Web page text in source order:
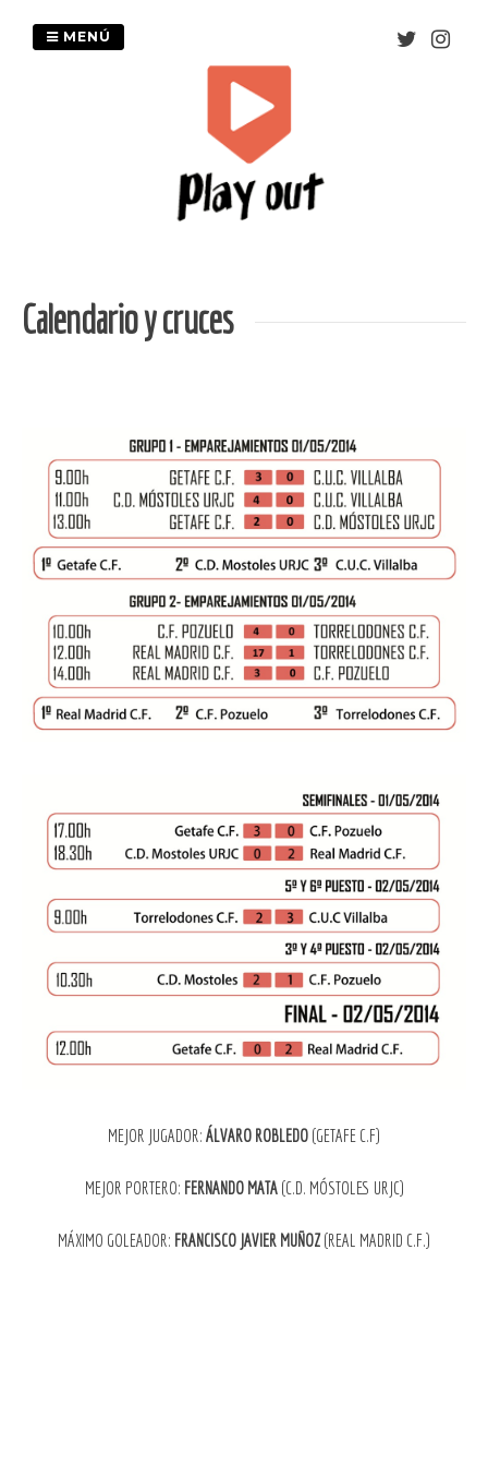
MENÚ
Calendario y cruces
MEJOR JUGADOR: ÁLVARO ROBLEDO (GETAFE C.F)
MEJOR PORTERO: FERNANDO MATA(C.D. MÓSTOLES URJC)
MÁXIMO GOLEADOR: FRANCISCO JAVIER MUÑOZ(REAL MADRID C.F.)